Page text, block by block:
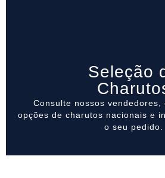
Seleção
Consulte nossos vendedores,
opções de charutos nacionais e
o seu pedido.